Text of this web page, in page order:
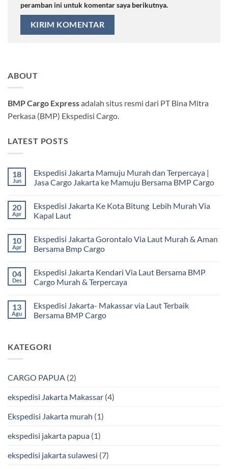
peramban ini untuk komentar saya berikutnya.
ABOUT
BMP Cargo Expressadalah situs resmi dari PT Bina Mitra
Perkasa (BMP) Ekspedisi Cargo.
LATEST POSTS
18
Jun
Ekspedisi Jakarta Mamuju Murah dan Terpercaya |
Jasa Cargo Jakarta ke Mamuju Bersama BMP Cargo
komentar
pada
Ekspedisi
Murah
dan
Terpercaya
Cargo
Jakarta
ke
BMP
Cargo
20
Apr
Ekspedisi Jakarta Ke Kota Bitung Lebih Murah Via
Kapal Laut
komentar
pada
Ekspedisi
Kota
Bitung
Lebih
Kapal
Laut
10
Apr
Ekspedisi Jakarta Gorontalo Via Laut Murah & Aman
Bersama Bmp Cargo
komentar
pada
Ekspedisi
Via
Laut
Murah
Bmp
Cargo
04
Des
Ekspedisi Jakarta Kendari Via Laut Bersama BMP
Cargo Murah & Terpercaya
komentar
pada
Ekspedisi
Laut
Bersama
&
13
Agu
Ekspedisi Jakarta- Makassar via Laut Terbaik
Bersama BMP Cargo
pada
Ekspedisi
Laut
BMP
KATEGORI
CARGO PAPUA (2)
ekspedisi Jakarta Makassar (4)
Ekspedisi Jakarta murah (1)
ekspedisi jakarta papua (1)
ekspedisi jakarta sulawesi (7)